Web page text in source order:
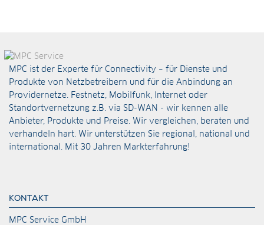
MPC ist der Experte für Connectivity – für Dienste und
Produkte von Netzbetreibern und für die Anbindung an
Providernetze. Festnetz, Mobilfunk, Internet oder
Standortvernetzung z.B. via SD-WAN - wir kennen alle
Anbieter, Produkte und Preise. Wir vergleichen, beraten und
verhandeln hart. Wir unterstützen Sie regional, national und
international. Mit 30 Jahren Markterfahrung!
KONTAKT
MPC Service GmbH